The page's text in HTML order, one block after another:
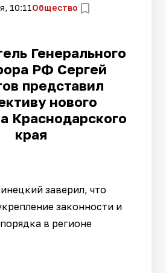
10:11Общество
Генерального
РФ Сергей
представил
нового
Краснодарского
края
заверил, что
законности и
в регионе